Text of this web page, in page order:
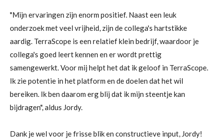
"Mijn ervaringen zijn enorm positief. Naast een leuk
onderzoek met veel vrijheid, zijn de collega's hartstikke
aardig. TerraScope is een relatief klein bedrijf, waardoor je
collega's goed leert kennen en er wordt prettig
samengewerkt. Voor mij helpt het dat ik geloof in TerraScope.
Ik zie potentie in het platform en de doelen dat het wil
bereiken. Ik ben daarom erg blij dat ik mijn steentje kan
bijdragen", aldus Jordy.
Dank je wel voor je frisse blik en constructieve input, Jordy!